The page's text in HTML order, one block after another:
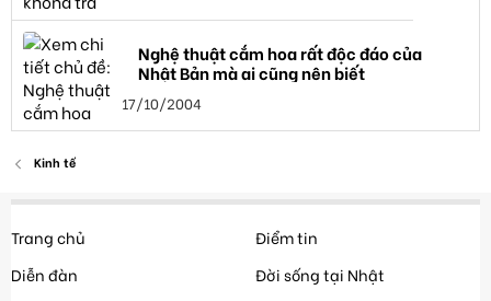
Nghệ thuật cắm hoa rất độc đáo của
Nhật Bản mà ai cũng nên biết
17/10/2004
Kinh tế
Trang chủ
Diễn đàn
Điểm tin
Đời sống tại Nhật